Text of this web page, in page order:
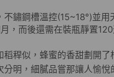
不鏽鋼槽溫控(15~18°)並用
，而後還需在裝瓶靜置
稻稈似，蜂蜜的香甜劃開了
分明，細膩品嘗那讓人愉悅